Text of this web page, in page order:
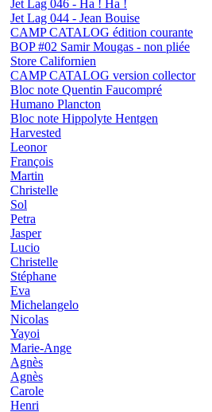
Jet Lag 046 - Ha ! Ha !
Jet Lag 044 - Jean Bouise
CAMP CATALOG édition courante
BOP #02 Samir Mougas - non pliée
Store Californien
CAMP CATALOG version collector
Bloc note Quentin Faucompré
Humano Plancton
Bloc note Hippolyte Hentgen
Harvested
Leonor
François
Martin
Christelle
Sol
Petra
Jasper
Lucio
Christelle
Stéphane
Eva
Michelangelo
Nicolas
Yayoi
Marie-Ange
Agnès
Agnès
Carole
Henri